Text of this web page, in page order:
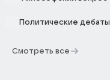
Политические дебаты
Смотреть все